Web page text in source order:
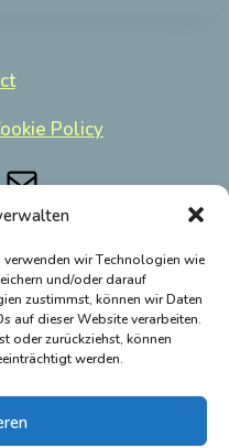
wir Technologien wie
und/oder darauf
zustimmst, können wir Daten
auf dieser Website verarbeiten.
oder zurückziehst, können
werden.
Policy
Mail